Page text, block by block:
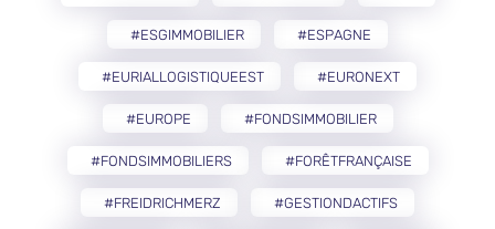
#ESGIMMOBILIER #ESPAGNE
#EURIALLOGISTIQUEEST #EURONEXT
#EUROPE #FONDSIMMOBILIER
#FONDSIMMOBILIERS #FORÊTFRANÇAISE
#FREIDRICHMERZ #GESTIONDACTIFS